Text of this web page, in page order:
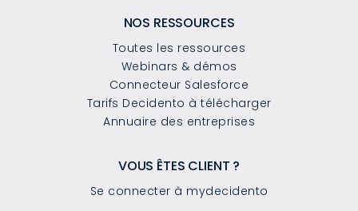
NOS RESSOURCES
Toutes les ressources
Webinars & démos
Connecteur Salesforce
Tarifs Decidento à télécharger
Annuaire des entreprises
VOUS ÊTES CLIENT ?
Se connecter à mydecidento